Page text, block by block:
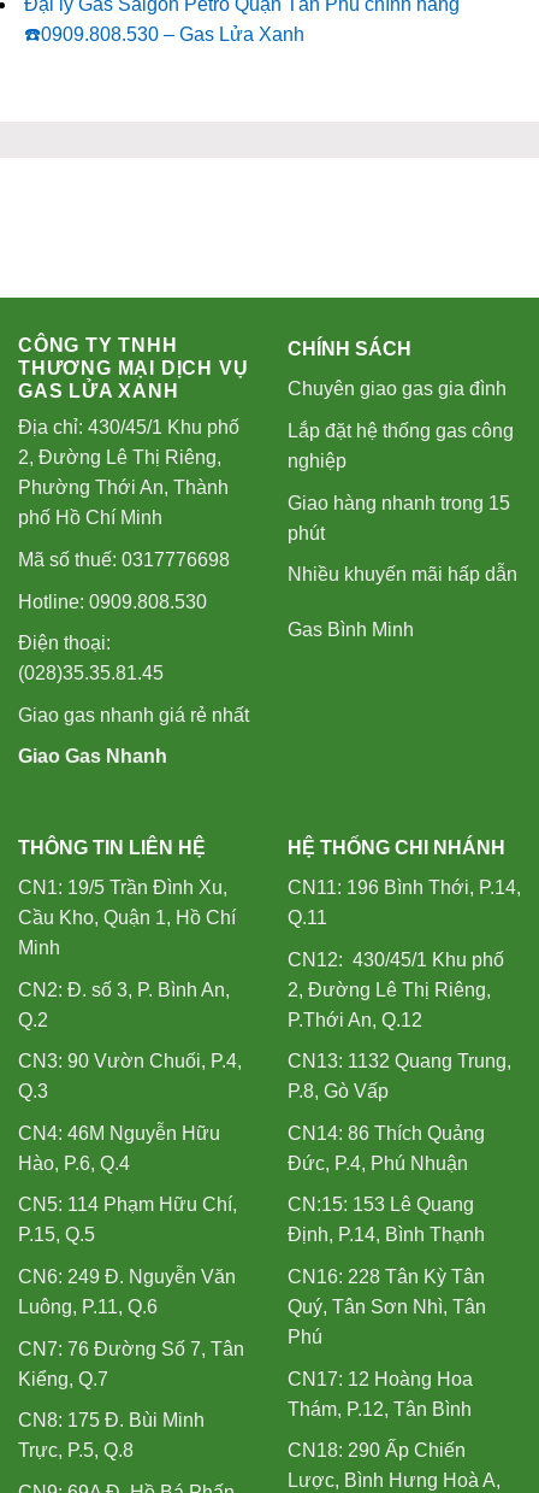
Đại lý Gas Saigon Petro Quận Tân Phú chính hãng
☎️0909.808.530 – Gas Lửa Xanh
CÔNG TY TNHH
THƯƠNG MẠI DỊCH VỤ
GAS LỬA XANH
Địa chỉ: 430/45/1 Khu phố
2, Đường Lê Thị Riêng,
Phường Thới An, Thành
phố Hồ Chí Minh
Mã số thuế: 0317776698
Hotline: 0909.808.530
Điện thoại:
(028)35.35.81.45
Giao gas nhanh giá rẻ nhất
Giao Gas Nhanh
CHÍNH SÁCH
Chuyên giao gas gia đình
Lắp đặt hệ thống gas công
nghiệp
Giao hàng nhanh trong 15
phút
Nhiều khuyến mãi hấp dẫn
Gas Bình Minh
THÔNG TIN LIÊN HỆ
CN1: 19/5 Trần Đình Xu,
Cầu Kho, Quận 1, Hồ Chí
Minh
CN2: Đ. số 3, P. Bình An,
Q.2
CN3: 90 Vườn Chuối, P.4,
Q.3
CN4: 46M Nguyễn Hữu
Hào, P.6, Q.4
CN5: 114 Phạm Hữu Chí,
P.15, Q.5
CN6: 249 Đ. Nguyễn Văn
Luông, P.11, Q.6
CN7: 76 Đường Số 7, Tân
Kiểng, Q.7
CN8: 175 Đ. Bùi Minh
Trực, P.5, Q.8
HỆ THỐNG CHI NHÁNH
CN11: 196 Bình Thới, P.14,
Q.11
CN12: 430/45/1 Khu phố
2, Đường Lê Thị Riêng,
P.Thới An, Q.12
CN13: 1132 Quang Trung,
P.8, Gò Vấp
CN14: 86 Thích Quảng
Đức, P.4, Phú Nhuận
CN:15: 153 Lê Quang
Định, P.14, Bình Thạnh
CN16: 228 Tân Kỳ Tân
Quý, Tân Sơn Nhì, Tân
Phú
CN17: 12 Hoàng Hoa
Thám, P.12, Tân Bình
CN18: 290 Ấp Chiến
Lược, Bình Hưng Hoà A,